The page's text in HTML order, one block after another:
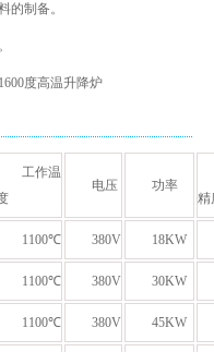
的制备。
度高温升降炉
工作温
电压
功率
精
1100℃ 380V 18KW
1100℃ 380V 30KW
1100℃ 380V 45KW